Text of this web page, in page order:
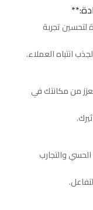
لتحسين تجربة
انتباه العملاء.
من مكانتك في
والتجارب